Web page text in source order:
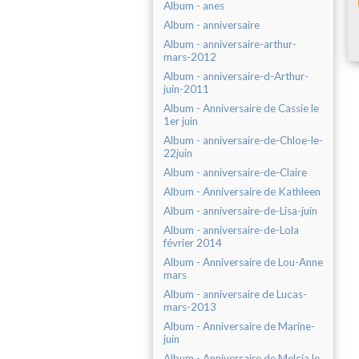
Album - anes
Album - anniversaire
Album - anniversaire-arthur-
mars-2012
Album - anniversaire-d-Arthur-
juin-2011
Album - Anniversaire de Cassie le
1er juin
Album - anniversaire-de-Chloe-le-
22juin
Album - anniversaire-de-Claire
Album - Anniversaire de Kathleen
Album - anniversaire-de-Lisa-juin
Album - anniversaire-de-Lola
février 2014
Album - Anniversaire de Lou-Anne
mars
Album - anniversaire de Lucas-
mars-2013
Album - Anniversaire de Marine-
juin